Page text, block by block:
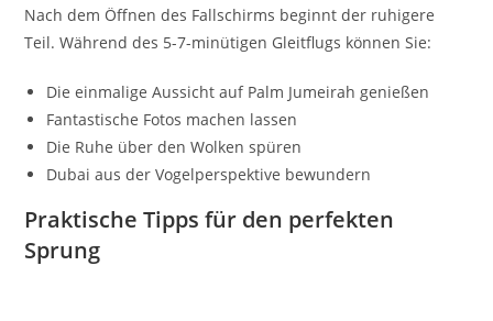
Nach dem Öffnen des Fallschirms beginnt der ruhigere
Teil. Während des 5-7-minütigen Gleitflugs können Sie:
Die einmalige Aussicht auf Palm Jumeirah genießen
Fantastische Fotos machen lassen
Die Ruhe über den Wolken spüren
Dubai aus der Vogelperspektive bewundern
Praktische Tipps für den perfekten
Sprung